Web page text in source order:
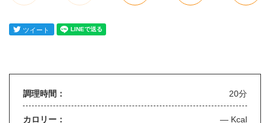
調理時間： 20分
カロリー： — Kcal